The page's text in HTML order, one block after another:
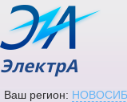
ЭлектрА
Ваш регион: